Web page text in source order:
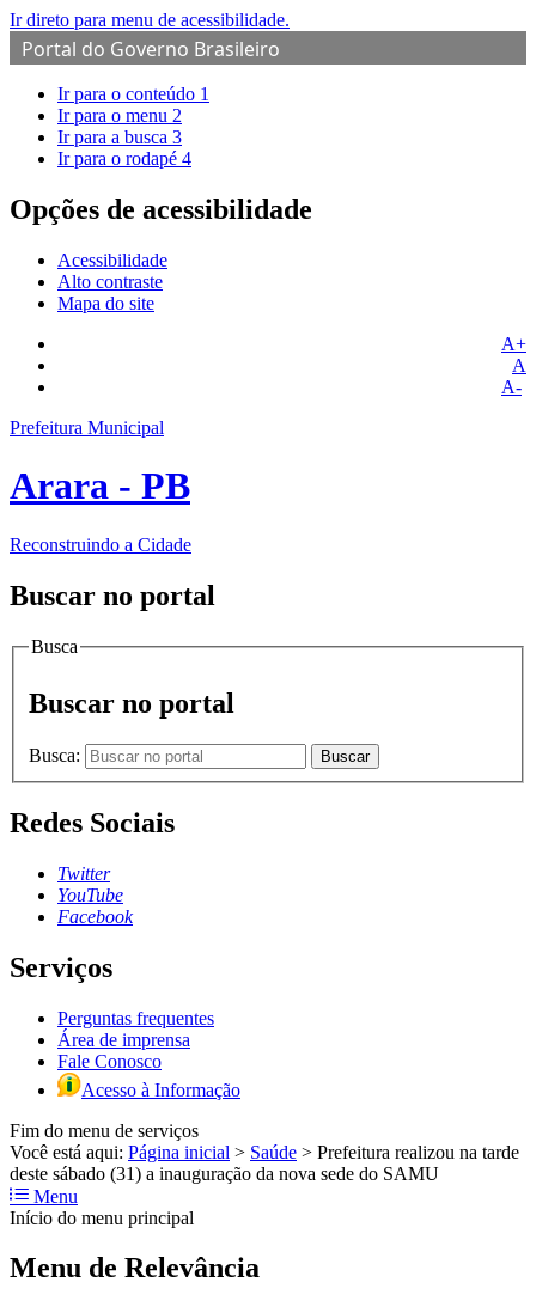
Ir direto para menu de acessibilidade.
Portal do Governo Brasileiro
Ir para o conteúdo 1
Ir para o menu 2
Ir para a busca 3
Ir para o rodapé 4
Opções de acessibilidade
Acessibilidade
Alto contraste
Mapa do site
A+
A
A-
Prefeitura Municipal
Arara - PB
Reconstruindo a Cidade
Buscar no portal
Busca
Buscar no portal
Busca: Buscar
Redes Sociais
Twitter
YouTube
Facebook
Serviços
Perguntas frequentes
Área de imprensa
Fale Conosco
Acesso à Informação
Fim do menu de serviços
Você está aqui: Página inicial > Saúde > Prefeitura realizou na tarde
deste sábado (31) a inauguração da nova sede do SAMU
Menu
Início do menu principal
Menu de Relevância